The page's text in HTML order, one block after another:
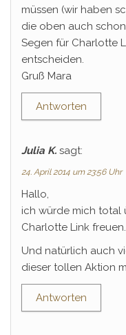
müssen (wir haben
die oben auch
Segen für Charlotte
entscheiden.
Gruß Mara
Antworten
Julia K. sagt:
24. April 2014 um 23:56 Uhr
Hallo,
ich würde mich total
Charlotte Link
Und natürlich auch
dieser tollen Aktion
Antworten